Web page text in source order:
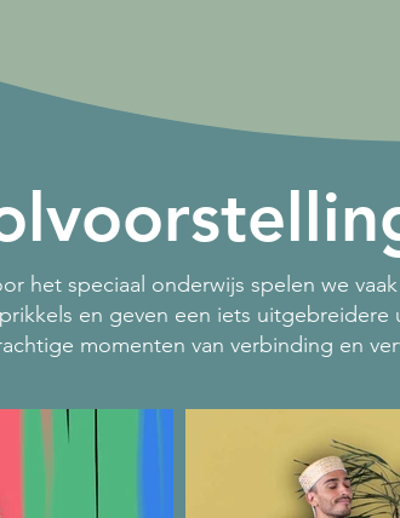
het speciaal onderwijs spelen we
en geven een iets
momenten van verbinding en